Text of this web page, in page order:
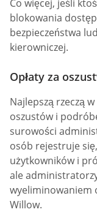
Co więcej, jeśli
blokowania
bezpieczeństwa
kierowniczej.
Opłaty za
Najlepszą rzeczą
oszustów i
surowości
osób rejestruje
użytkowników i
ale
wyeliminowaniem
Willow.